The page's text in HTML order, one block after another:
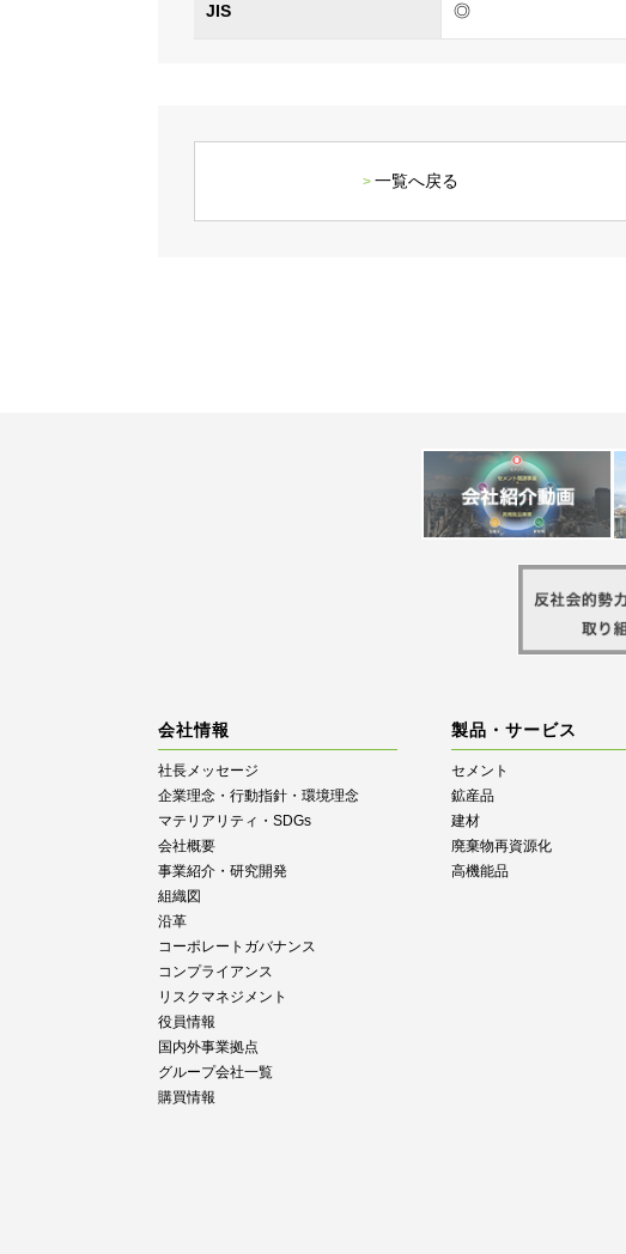
JIS ◎
一覧へ戻る
会社情報
社長メッセージ
企業理念・行動指針・環境理念
マテリアリティ・SDGs
会社概要
事業紹介・研究開発
組織図
沿革
コーポレートガバナンス
コンプライアンス
リスクマネジメント
役員情報
国内外事業拠点
グループ会社一覧
購買情報
製品・サービス
セメント
鉱産品
建材
廃棄物再資源化
高機能品